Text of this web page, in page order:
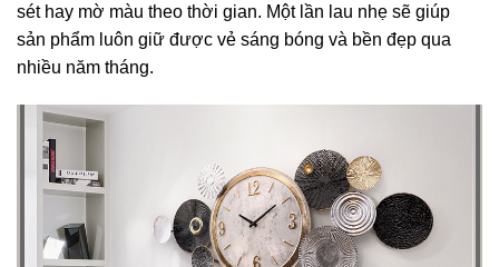
sét hay mờ màu theo thời gian. Một lần lau nhẹ sẽ giúp
sản phẩm luôn giữ được vẻ sáng bóng và bền đẹp qua
nhiều năm tháng.